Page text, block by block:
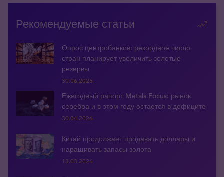
Рекомендуемые статьи
Опрос центробанков: рекордное число
стран планирует увеличить золотые
резервы
30.06.2026
Ежегодный рапорт Metals Focus: рынок
серебра и в этом году остается в дефиците
30.04.2026
Китай продолжает продавать доллары и
наращивать запасы золота
13.03.2026